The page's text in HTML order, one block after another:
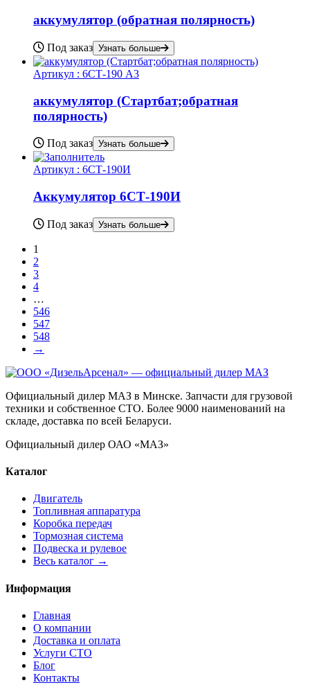
аккумулятор (обратная полярность)
Под заказ Узнать больше
Артикул : 6СТ-190 А3
аккумулятор (Стартбат;обратная
полярность)
Под заказ Узнать больше
Артикул : 6СТ-190И
Аккумулятор 6СТ-190И
Под заказ Узнать больше
1
2
3
4
…
546
547
548
→
Официальный дилер МАЗ в Минске. Запчасти для грузовой
техники и собственное СТО. Более 9000 наименований на
складе, доставка по всей Беларуси.
Официальный дилер ОАО «МАЗ»
Каталог
Двигатель
Топливная аппаратура
Коробка передач
Тормозная система
Подвеска и рулевое
Весь каталог →
Информация
Главная
О компании
Доставка и оплата
Услуги СТО
Блог
Контакты